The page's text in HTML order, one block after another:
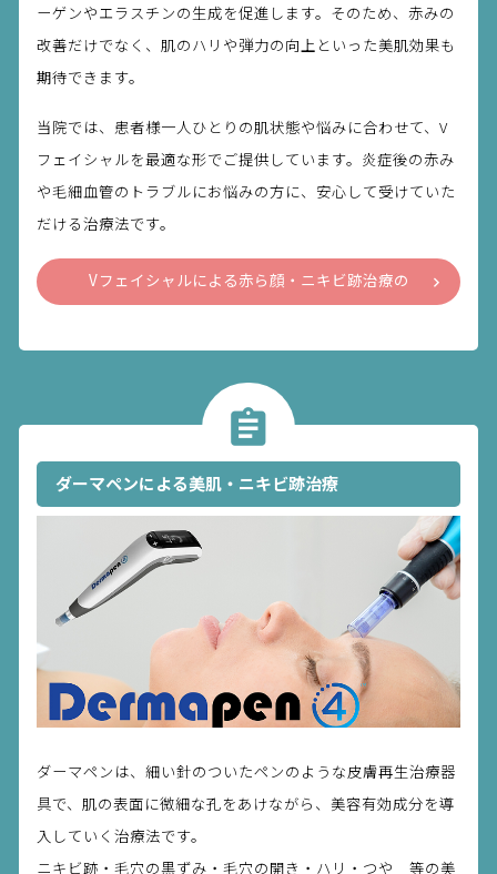
ーゲンやエラスチンの生成を促進します。そのため、赤みの
改善だけでなく、肌のハリや弾力の向上といった美肌効果も
期待できます。
当院では、患者様一人ひとりの肌状態や悩みに合わせて、V
フェイシャルを最適な形でご提供しています。炎症後の赤み
や毛細血管のトラブルにお悩みの方に、安心して受けていた
だける治療法です。
Vフェイシャルによる赤ら顔・ニキビ跡治療の
詳細を見る
ダーマペンによる美肌・ニキビ跡治療
ダーマペンは、細い針のついたペンのような皮膚再生治療器
具で、肌の表面に微細な孔をあけながら、美容有効成分を導
入していく治療法です。
ニキビ跡・毛穴の黒ずみ・毛穴の開き・ハリ・つや 等の美